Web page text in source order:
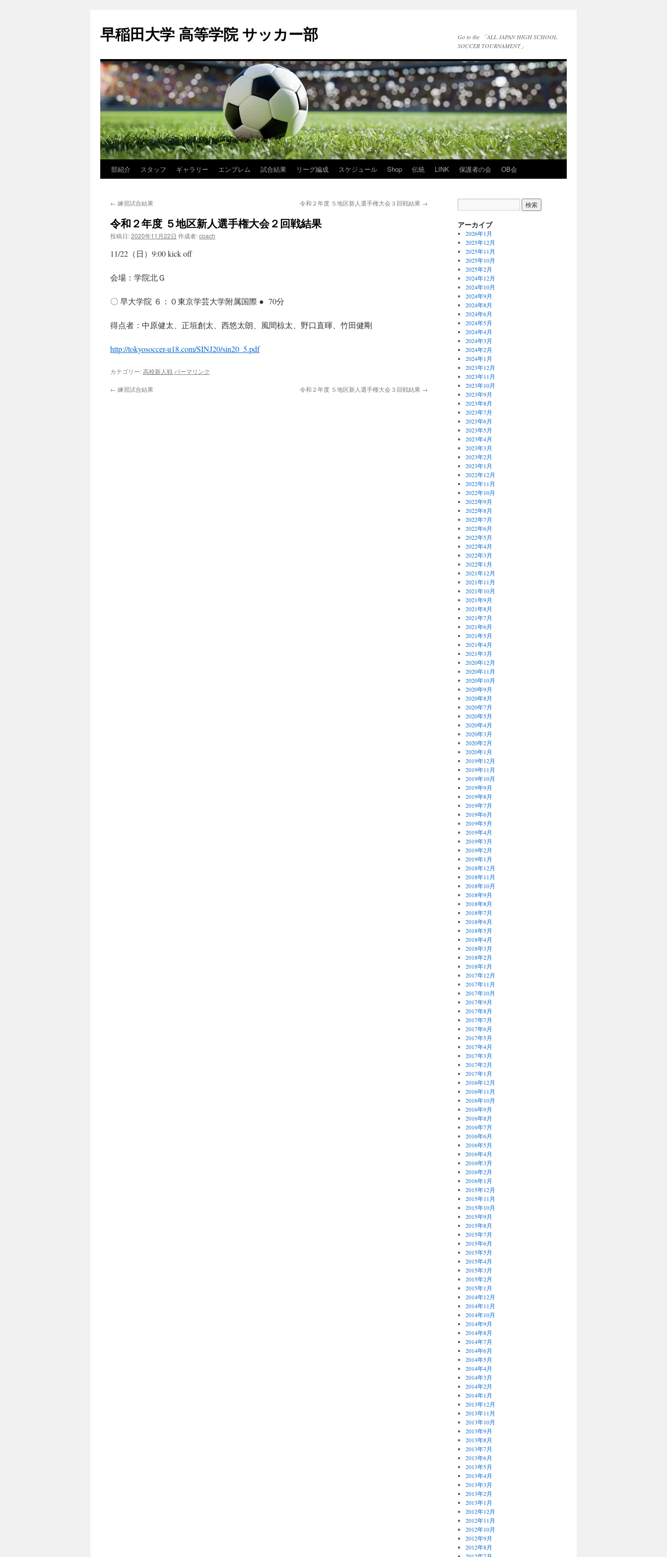
テ
へ
ス
キ
ッ
プ
早稲田大学 高等学院 サッカー部
Go to the 「ALL JAPAN HIGH SCHOOL
SOCCER TOURNAMENT」
部紹介 スタッフ ギャラリー エンブレム 試合結果 リーグ編成 スケジュール Shop 伝統 LINK 保護者の会 OB会
← 練習試合結果 令和２年度 ５地区新人選手権大会３回戦結果 →
令和２年度 ５地区新人選手権大会２回戦結果
投稿日:2020年11月22日 作成者:coach
11/22（日）9:00 kick off
会場：学院北Ｇ
〇 早大学院 ６：０東京学芸大学附属国際 ● 70分
得点者：中原健太、正垣創太、西悠太朗、風間椋太、野口直暉、竹田健剛
http://tokyosoccer-u18.com/SINJ20/sin20_5.pdf
カテゴリー:高校新人戦 パーマリンク
← 練習試合結果 令和２年度 ５地区新人選手権大会３回戦結果 →
アーカイブ
2026年1月
2025年12月
2025年11月
2025年10月
2025年2月
2024年12月
2024年10月
2024年9月
2024年8月
2024年6月
2024年5月
2024年4月
2024年3月
2024年2月
2024年1月
2023年12月
2023年11月
2023年10月
2023年9月
2023年8月
2023年7月
2023年6月
2023年5月
2023年4月
2023年3月
2023年2月
2023年1月
2022年12月
2022年11月
2022年10月
2022年9月
2022年8月
2022年7月
2022年6月
2022年5月
2022年4月
2022年3月
2022年1月
2021年12月
2021年11月
2021年10月
2021年9月
2021年8月
2021年7月
2021年6月
2021年5月
2021年4月
2021年3月
2020年12月
2020年11月
2020年10月
2020年9月
2020年8月
2020年7月
2020年5月
2020年4月
2020年3月
2020年2月
2020年1月
2019年12月
2019年11月
2019年10月
2019年9月
2019年8月
2019年7月
2019年6月
2019年5月
2019年4月
2019年3月
2019年2月
2019年1月
2018年12月
2018年11月
2018年10月
2018年9月
2018年8月
2018年7月
2018年6月
2018年5月
2018年4月
2018年3月
2018年2月
2018年1月
2017年12月
2017年11月
2017年10月
2017年9月
2017年8月
2017年7月
2017年6月
2017年5月
2017年4月
2017年3月
2017年2月
2017年1月
2016年12月
2016年11月
2016年10月
2016年9月
2016年8月
2016年7月
2016年6月
2016年5月
2016年4月
2016年3月
2016年2月
2016年1月
2015年12月
2015年11月
2015年10月
2015年9月
2015年8月
2015年7月
2015年6月
2015年5月
2015年4月
2015年3月
2015年2月
2015年1月
2014年12月
2014年11月
2014年10月
2014年9月
2014年8月
2014年7月
2014年6月
2014年5月
2014年4月
2014年3月
2014年2月
2014年1月
2013年12月
2013年11月
2013年10月
2013年9月
2013年8月
2013年7月
2013年6月
2013年5月
2013年4月
2013年3月
2013年2月
2013年1月
2012年12月
2012年11月
2012年10月
2012年9月
2012年8月